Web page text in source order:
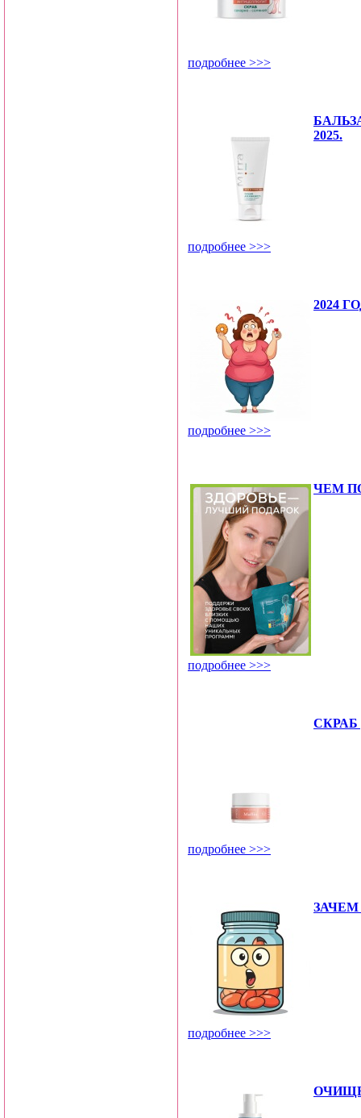
подробнее >>>
2025.
подробнее >>>
2024
подробнее >>>
ЧЕМ
подробнее >>>
подробнее >>>
подробнее >>>